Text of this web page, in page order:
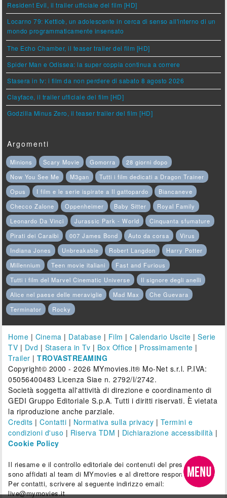
Resident Evil, il trailer ufficiale del film [HD]
Locarno 79: Ketticè, un adolescente in cerca di senso all'interno di un
mondo programmaticamente insensato
The Echo Chamber, il teaser trailer del film [HD]
Spider Man e Odissea: la super coppia continua a correre
Stasera in tv: i film da non perdere di sabato 8 agosto 2026
Clayface, il trailer ufficiale del film [HD]
Godzilla Minus Zero, il teaser trailer del film [HD]
Argomenti
Minions Scary Movie Gomorra
28 giorni dopo
Now You See Me
M3gan
Tutti i film dedicati a Dragon Trainer
Opus
I film e le serie ispirate a Il gattopardo
Biancaneve
Checco Zalone
Oppenheimer Baby Sitter
Royal Family
Leonardo Da Vinci
Jurassic Park - World
Cinquanta sfumature
Pirati dei Caraibi
007 James Bond Auto da corsa
Virus
Indiana Jones
Unbreakable Robert Langdon
Harry Potter
Millennium
Teen movie italiani
Fast and Furious
Tutti i film del Marvel Cinematic Universe
Il signore degli anelli
Alice nel paese delle meraviglie
Mad Max
Che Guevara
Terminator
Rocky
Home | Cinema | Database | Film |Calendario Uscite |Serie
TV | Dvd | Stasera in Tv | Box Office | Prossimamente |
Trailer |TROVASTREAMING
Copyright© 2000 - 2026 MYmovies.it® Mo-Net s.r.l. P.IVA:
05056400483 Licenza Siae n. 2792/I/2742.
Società soggetta all'attività di direzione e coordinamento di
GEDI Gruppo Editoriale S.p.A. Tutti i diritti riservati. È vietata
la riproduzione anche parziale.
Credits |Contatti | Normativa sulla privacy | Termini e
condizioni d'uso | Riserva TDM | Dichiarazione accessibilità |
Cookie Policy
Il riesame e il controllo editoriale dei contenuti del presente sito
sono affidati al team di MYmovies e al direttore responsabile.
Per contatti, scrivere al seguente indirizzo email:
live@mymovies.it